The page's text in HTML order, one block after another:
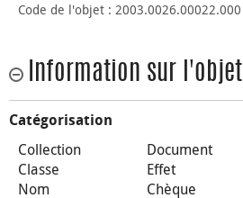
Code de l'objet : 2003.0026.00022.000
Information sur l'objet
Catégorisation
Collection
Document
Classe
Effet
Nom
Chèque